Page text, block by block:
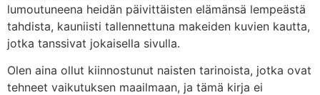
lumoutuneena heidän päivittäisten elämänsä lempeästä
tahdista, kauniisti tallennettuna makeiden kuvien kautta,
jotka tanssivat jokaisella sivulla.
Olen aina ollut kiinnostunut naisten tarinoista, jotka ovat
tehneet vaikutuksen maailmaan, ja tämä kirja ei